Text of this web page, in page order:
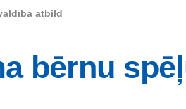
atbild
bērnu